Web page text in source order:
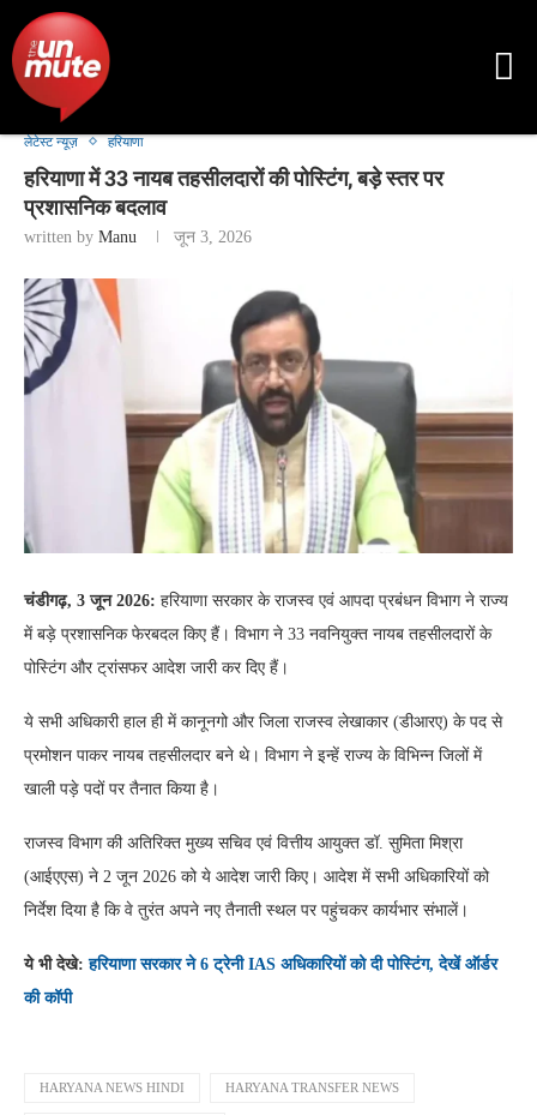
लेटेस्ट न्यूज़ हरियाणा
हरियाणा में 33 नायब तहसीलदारों की पोस्टिंग, बड़े स्तर पर
प्रशासनिक बदलाव
written by Manu जून 3, 2026
चंडीगढ़, 3 जून 2026: हरियाणा सरकार के राजस्व एवं आपदा प्रबंधन विभाग ने राज्य
में बड़े प्रशासनिक फेरबदल किए हैं। विभाग ने 33 नवनियुक्त नायब तहसीलदारों के
पोस्टिंग और ट्रांसफर आदेश जारी कर दिए हैं।
ये सभी अधिकारी हाल ही में कानूनगो और जिला राजस्व लेखाकार (डीआरए) के पद से
प्रमोशन पाकर नायब तहसीलदार बने थे। विभाग ने इन्हें राज्य के विभिन्न जिलों में
खाली पड़े पदों पर तैनात किया है।
राजस्व विभाग की अतिरिक्त मुख्य सचिव एवं वित्तीय आयुक्त डॉ. सुमिता मिश्रा
(आईएएस) ने 2 जून 2026 को ये आदेश जारी किए। आदेश में सभी अधिकारियों को
निर्देश दिया है कि वे तुरंत अपने नए तैनाती स्थल पर पहुंचकर कार्यभार संभालें।
ये भी देखे:हरियाणा सरकार ने 6 ट्रेनी IAS अधिकारियों को दी पोस्टिंग, देखें ऑर्डर
की कॉपी
HARYANA NEWS HINDI HARYANA TRANSFER NEWS